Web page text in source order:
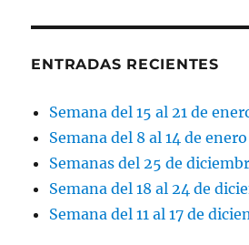
ENTRADAS RECIENTES
Semana del 15 al 21 de
Semana del 8 al 14 de enero
Semanas del 25 de
Semana del 18 al 24 de
Semana del 11 al 17 de